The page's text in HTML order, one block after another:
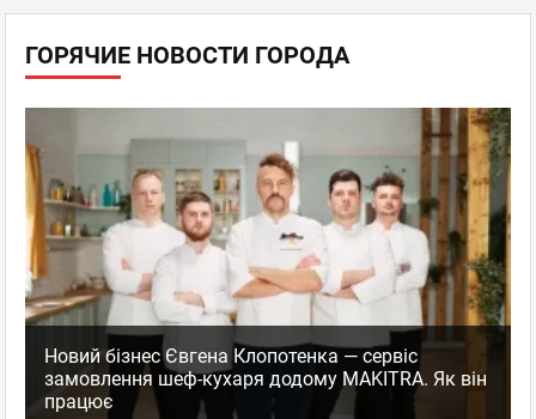
ГОРЯЧИЕ НОВОСТИ ГОРОДА
Новий бізнес Євгена Клопотенка — сервіс
замовлення шеф-кухаря додому MAKITRA. Як він
працює